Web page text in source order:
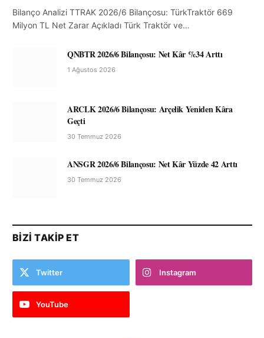
Bilanço Analizi TTRAK 2026/6 Bilançosu: TürkTraktör 669
Milyon TL Net Zarar Açıkladı Türk Traktör ve…
QNBTR 2026/6 Bilançosu: Net Kâr %34 Arttı
1 Ağustos 2026
ARCLK 2026/6 Bilançosu: Arçelik Yeniden Kâra
Geçti
30 Temmuz 2026
ANSGR 2026/6 Bilançosu: Net Kâr Yüzde 42 Arttı
30 Temmuz 2026
BIZI TAKIP ET
Twitter Instagram
YouTube